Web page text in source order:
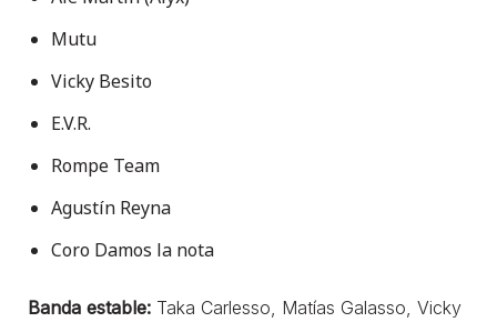
Mutu
Vicky Besito
E.V.R.
Rompe Team
Agustín Reyna
Coro Damos la nota
Banda estable: Taka Carlesso, Matías Galasso, Vicky